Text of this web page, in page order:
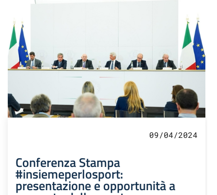
09/04/2024
Conferenza Stampa
#insiemeperlosport:
presentazione e opportunità a